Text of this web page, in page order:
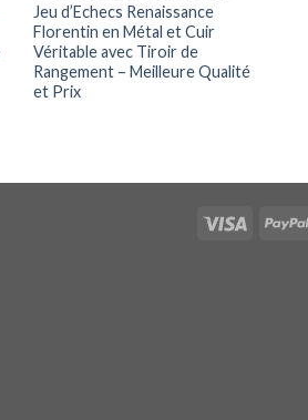
Jeu d’Echecs Renaissance
Florentin en Métal et Cuir
Véritable avec Tiroir de
Rangement – Meilleure Qualité
et Prix